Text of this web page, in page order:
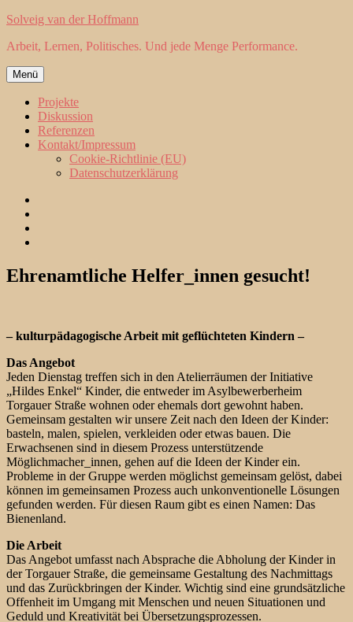
Zum
springen
Solveig van der Hoffmann
Arbeit, Lernen, Politisches. Und jede Menge Performance.
Menü
Projekte
Diskussion
Referenzen
Kontakt/Impressum
Cookie-Richtlinie (EU)
Datenschutzerklärung
Ehrenamtliche Helfer_innen gesucht!
– kulturpädagogische Arbeit mit geflüchteten Kindern –
Das Angebot
Jeden Dienstag treffen sich in den Atelierräumen der Initiative
„Hildes Enkel“ Kinder, die entweder im Asylbewerberheim
Torgauer Straße wohnen oder ehemals dort gewohnt haben.
Gemeinsam gestalten wir unsere Zeit nach den Ideen der Kinder:
basteln, malen, spielen, verkleiden oder etwas bauen. Die
Erwachsenen sind in diesem Prozess unterstützende
Möglichmacher_innen, gehen auf die Ideen der Kinder ein.
Probleme in der Gruppe werden möglichst gemeinsam gelöst, dabei
können im gemeinsamen Prozess auch unkonventionelle Lösungen
gefunden werden. Für diesen Raum gibt es einen Namen: Das
Bienenland.
Die Arbeit
Das Angebot umfasst nach Absprache die Abholung der Kinder in
der Torgauer Straße, die gemeinsame Gestaltung des Nachmittags
und das Zurückbringen der Kinder. Wichtig sind eine grundsätzliche
Offenheit im Umgang mit Menschen und neuen Situationen und
Geduld und Kreativität bei Übersetzungsprozessen.